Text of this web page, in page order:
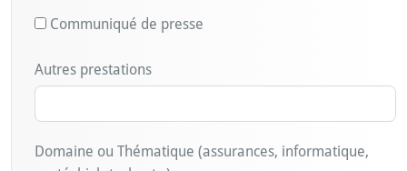
Communiqué de presse
Autres prestations
Domaine ou Thématique (assurances, informatique,